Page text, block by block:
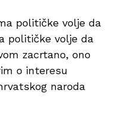
političke volje da
političke volje da
zacrtano, ono
o interesu
naroda